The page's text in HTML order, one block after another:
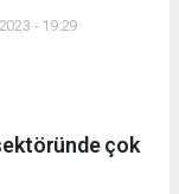
- 19:29
çok